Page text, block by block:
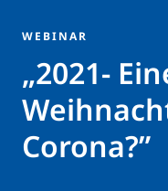
WEBINAR
„2021-
Corona?”